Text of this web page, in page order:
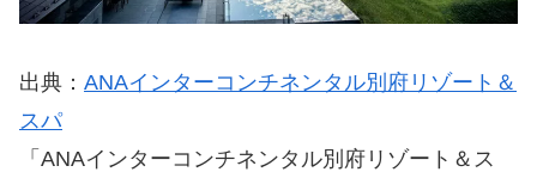
出典： ANAインターコンチネンタル別府リゾート＆
スパ
「ANAインターコンチネンタル別府リゾート＆ス